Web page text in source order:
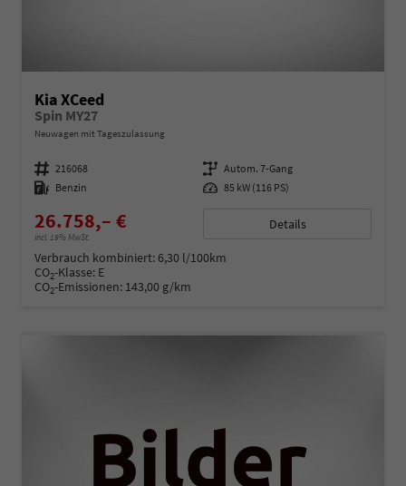
Kia XCeed
Spin MY27
Neuwagen mit Tageszulassung
Fahrzeugnummer 216068 Getriebe Autom. 7-Gang
Kraftstoff Benzin Leistung 85 kW (116 PS)
26.758,– €
incl. 19% MwSt.
Details
Verbrauch kombiniert:6,30 l/100km
CO2-Klasse: E
CO2-Emissionen: 143,00 g/km